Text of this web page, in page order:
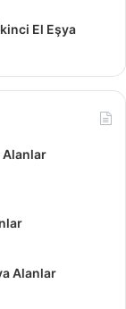
gibi,
olan bir
alacak olan
yaparak
eşya alan
defoları tamir
için, tamir
Eşya
El Eşya
Alanlar
Alanlar